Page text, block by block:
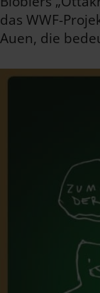
das WWF-
Auen, die